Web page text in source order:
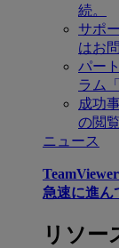
続。
サポ
はお
パー
ラム
成功
の閲覧
ニュース
急速に進ん
リソー